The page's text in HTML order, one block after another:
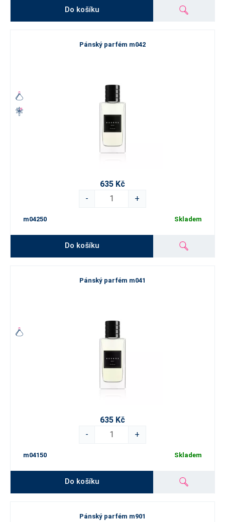
Do košíku
Pánský parfém m042
635 Kč
-
+
m04250 Skladem
Do košíku
Pánský parfém m041
635 Kč
-
+
m04150 Skladem
Do košíku
Pánský parfém m901